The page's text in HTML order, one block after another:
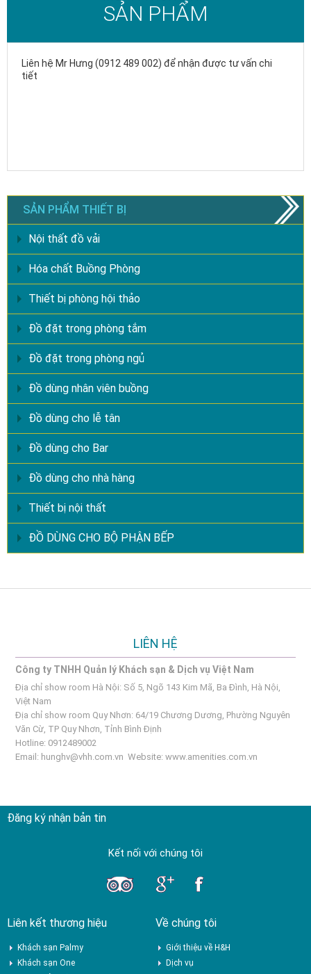
SẢN PHẨM
Liên hệ Mr Hưng (0912 489 002) để nhận được tư vấn chi
tiết
SẢN PHẨM THIẾT BỊ
Nội thất đồ vải
Hóa chất Buồng Phòng
Thiết bị phòng hội thảo
Đồ đặt trong phòng tắm
Đồ đặt trong phòng ngủ
Đồ dùng nhân viên buồng
Đồ dùng cho lễ tân
Đồ dùng cho Bar
Đồ dùng cho nhà hàng
Thiết bị nội thất
ĐỒ DÙNG CHO BỘ PHẬN BẾP
LIÊN HỆ
Công ty TNHH Quản lý Khách sạn & Dịch vụ Việt Nam
Địa chỉ show room Hà Nội: Số 5, Ngõ 143 Kim Mã, Ba Đình, Hà Nội,
Việt Nam
Địa chỉ show room Quy Nhơn: 64/19 Chương Dương, Phường Nguyên
Văn Cừ, TP Quy Nhơn, Tỉnh Bình Định
Hotline: 0912489002
Email: hunghv@vhh.com.vn Website:www.amenities.com.vn
Đăng ký nhận bản tin
Kết nối với chúng tôi
Liên kết thương hiệu
Khách sạn Palmy
Khách sạn One
Về chúng tôi
Giới thiệu về H&H
Dịch vụ